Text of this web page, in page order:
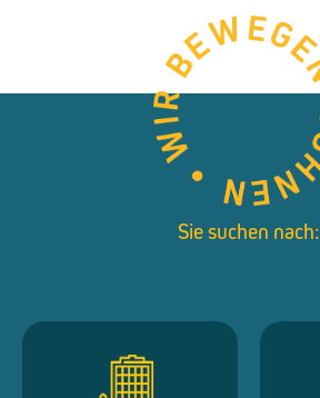
Sie suchen nach: